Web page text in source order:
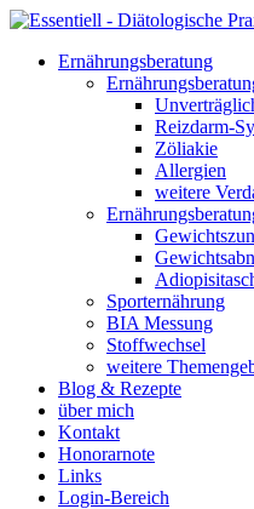
Ernährungsberatung
Reizdarm-
Zöliakie
Allergien
weitere
Sporternährung
BIA Messung
Stoffwechsel
weitere
Blog & Rezepte
über mich
Kontakt
Honorarnote
Links
Login-Bereich